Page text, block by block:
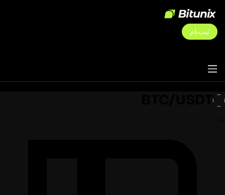
ثبت‌نام